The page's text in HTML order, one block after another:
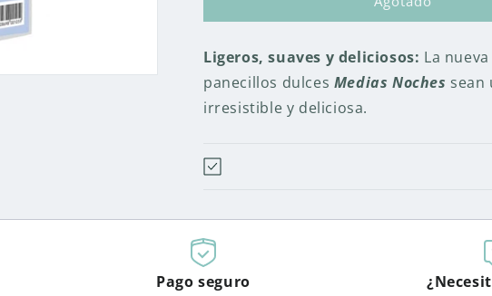
NOCHES
MATIN)
SIN
-
NOCHES
MATIN)
SIN
-
Ligeros, suaves y deliciosos: La
panecillos dulces Medias Noches sean
irresistible y deliciosa.
Pago seguro